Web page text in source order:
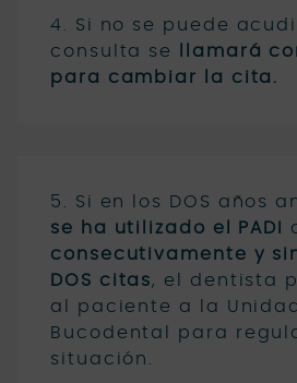
4. Si no se puede
consulta se
llamará
para cambiar la cita.
5. Si en los DOS años
se ha utilizado el PADI
consecutivamente y
DOS citas, el dentista
al paciente a la
Bucodental para
situación.